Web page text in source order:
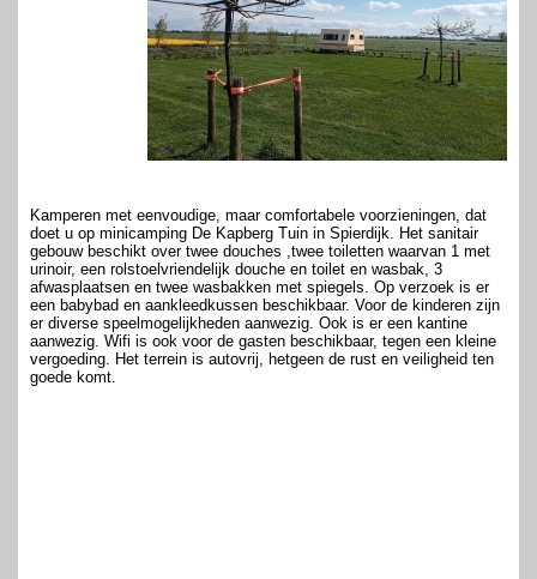
Kamperen met eenvoudige, maar comfortabele voorzieningen, dat
doet u op minicamping De Kapberg Tuin in Spierdijk. Het sanitair
gebouw beschikt over twee douches ,twee toiletten waarvan 1 met
urinoir, een rolstoelvriendelijk douche en toilet en wasbak, 3
afwasplaatsen en twee wasbakken met spiegels. Op verzoek is er
een babybad en aankleedkussen beschikbaar. Voor de kinderen zijn
er diverse speelmogelijkheden aanwezig. Ook is er een kantine
aanwezig. Wifi is ook voor de gasten beschikbaar, tegen een kleine
vergoeding. Het terrein is autovrij, hetgeen de rust en veiligheid ten
goede komt.